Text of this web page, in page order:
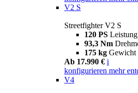
V2 S
Streetfighter V2 S
120 PS Leistung
93,3 Nm
175 kg Gewicht
Ab 17.990 € i
konfigurieren mehr
V4